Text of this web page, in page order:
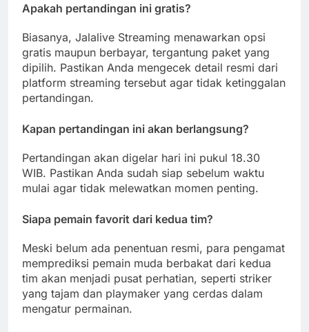
Apakah pertandingan ini gratis?
Biasanya, Jalalive Streaming menawarkan opsi
gratis maupun berbayar, tergantung paket yang
dipilih. Pastikan Anda mengecek detail resmi dari
platform streaming tersebut agar tidak ketinggalan
pertandingan.
Kapan pertandingan ini akan berlangsung?
Pertandingan akan digelar hari ini pukul 18.30
WIB. Pastikan Anda sudah siap sebelum waktu
mulai agar tidak melewatkan momen penting.
Siapa pemain favorit dari kedua tim?
Meski belum ada penentuan resmi, para pengamat
memprediksi pemain muda berbakat dari kedua
tim akan menjadi pusat perhatian, seperti striker
yang tajam dan playmaker yang cerdas dalam
mengatur permainan.